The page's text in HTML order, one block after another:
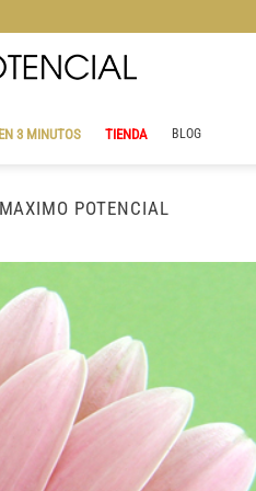
3 MINUTOS TIENDA BLOG
MAXIMO POTENCIAL